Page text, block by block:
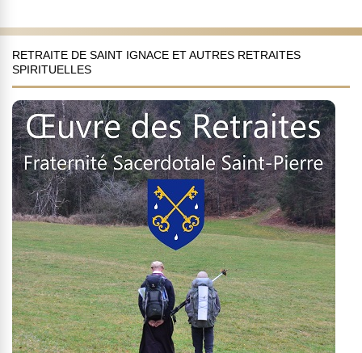
RETRAITE DE SAINT IGNACE ET AUTRES RETRAITES
SPIRITUELLES